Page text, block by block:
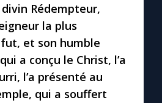
Rédempteur,
la plus
et son humble
a conçu le Christ, l’a
l’a présenté au
qui a souffert